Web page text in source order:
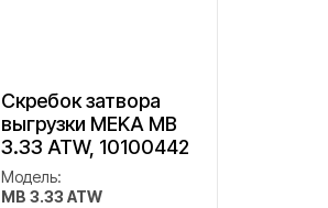
Скребок затвора
выгрузки MEKA MB
3.33 ATW, 10100442
Модель:
MB 3.33 ATW